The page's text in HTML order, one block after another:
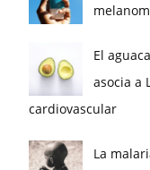
El
asocia a
cardiovascular
La